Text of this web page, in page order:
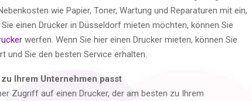
wie Papier, Toner, Wartung und Reparaturen mit ein,
einen Drucker in Düsseldorf mieten möchten, können Sie
werfen. Wenn Sie hier einen Drucker mieten, können Sie
und Sie den besten Service erhalten.
Ihrem Unternehmen passt
Zugriff auf einen Drucker, der am besten zu Ihrem